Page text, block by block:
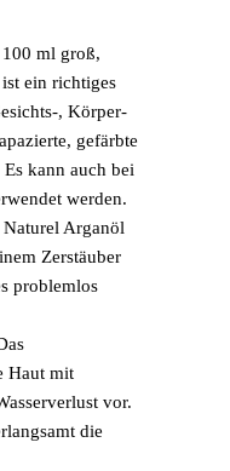
ml groß,
ein richtiges
, Körper-
gefärbte
kann auch bei
werden.
Arganöl
Zerstäuber
problemlos
Haut mit
vor.
die